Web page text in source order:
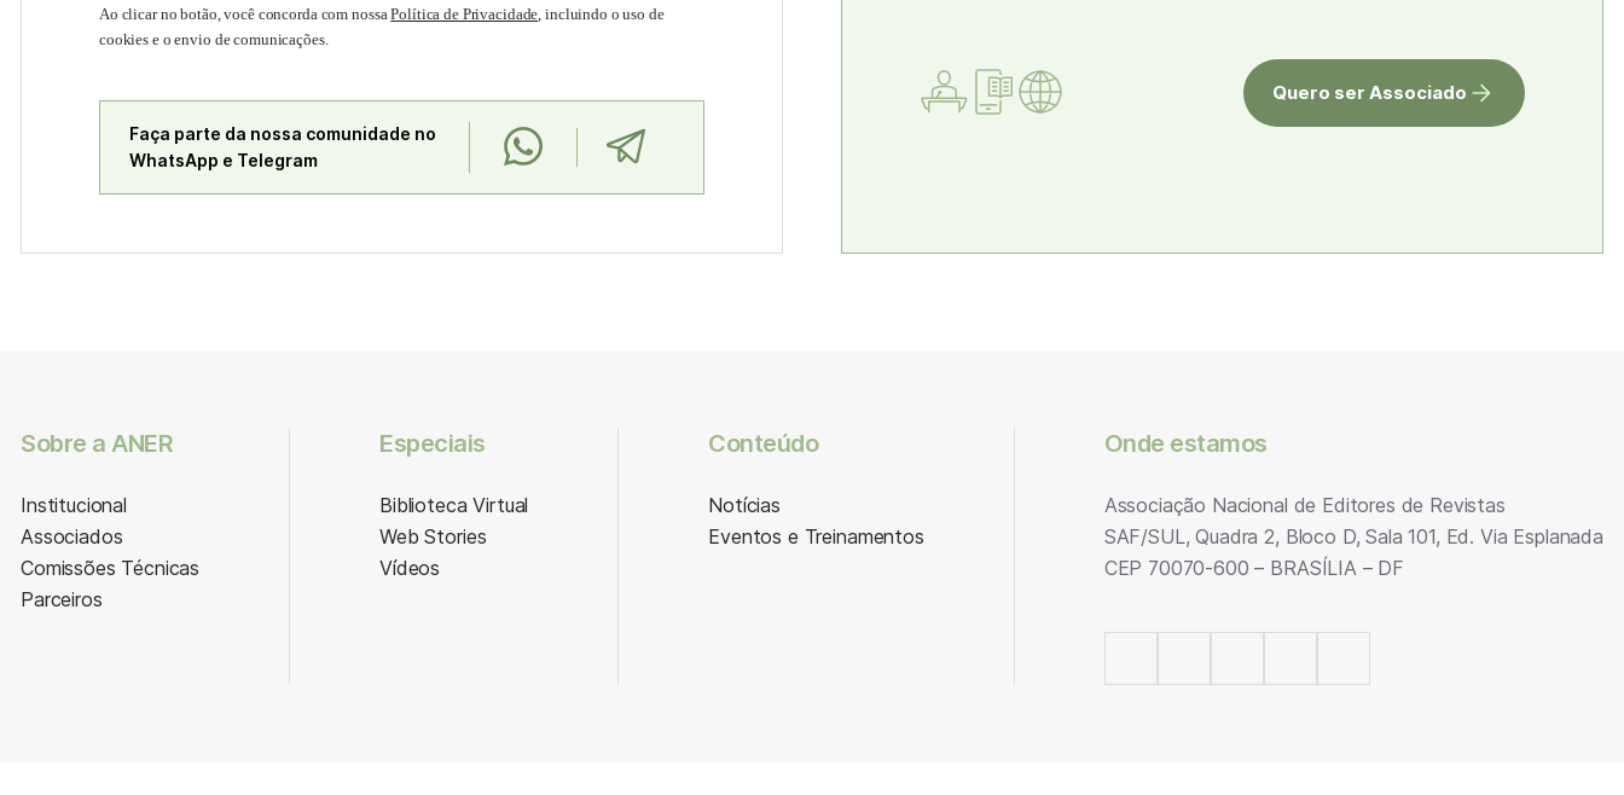
Ao clicar no botão, você concorda com nossaPolítica de Privacidade, incluindo o uso de
cookies e o envio de comunicações.
Faça parte da nossa comunidade no
WhatsApp e Telegram
Quero ser Associado
Sobre a ANER
Institucional
Associados
Comissões Técnicas
Parceiros
Especiais
Biblioteca Virtual
Web Stories
Vídeos
Conteúdo
Notícias
Eventos e Treinamentos
Onde estamos
Associação Nacional de Editores de Revistas
SAF/SUL, Quadra 2, Bloco D, Sala 101, Ed. Via Esplanada
CEP 70070-600 – BRASÍLIA – DF